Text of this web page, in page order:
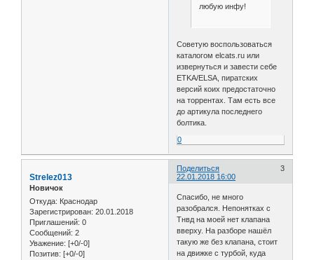
любую инфу!
Советую воспользоваться
каталогом elcats.ru или
извернуться и завести себе
ETKA/ELSA, пиратских
версий коих предостаточно
на торрентах. Там есть все
до артикула последнего
болтика.
0
Поделиться
3
22.01.2018 16:00
Strelez013
Новичок
Откуда: Краснодар
Зарегистрирован: 20.01.2018
Приглашений: 0
Сообщений: 2
Уважение: [+0/-0]
Позитив: [+0/-0]
Спасибо, не много
разобрался. Непонятках с
Тнвд на моей нет клапана
вверху. На разборе нашёл
такую же без клапана, стоит
на движке с турбой, куда